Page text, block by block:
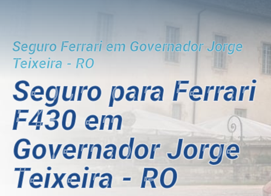
Seguro Ferrari em Governador Jorge
Teixeira - RO
Seguro para Ferrari
F430 em
Governador Jorge
Teixeira - RO